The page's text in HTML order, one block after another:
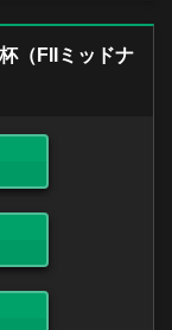
（FIIミッドナ